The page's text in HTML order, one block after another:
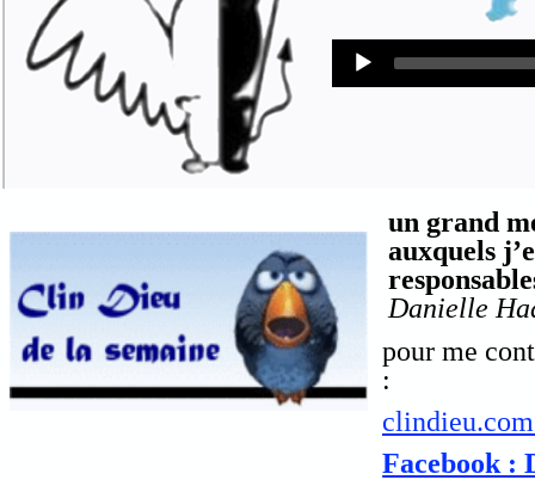
un grand
auxquels
Danielle
pour me
:
Facebook :
Audio
Player